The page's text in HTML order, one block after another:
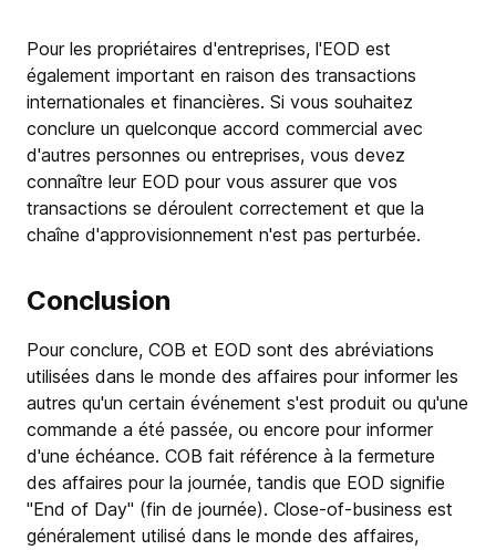
Pour les propriétaires d'entreprises, l'EOD est
également important en raison des transactions
internationales et financières. Si vous souhaitez
conclure un quelconque accord commercial avec
d'autres personnes ou entreprises, vous devez
connaître leur EOD pour vous assurer que vos
transactions se déroulent correctement et que la
chaîne d'approvisionnement n'est pas perturbée.
Conclusion
Pour conclure, COB et EOD sont des abréviations
utilisées dans le monde des affaires pour informer les
autres qu'un certain événement s'est produit ou qu'une
commande a été passée, ou encore pour informer
d'une échéance. COB fait référence à la fermeture
des affaires pour la journée, tandis que EOD signifie
"End of Day" (fin de journée). Close-of-business est
généralement utilisé dans le monde des affaires,